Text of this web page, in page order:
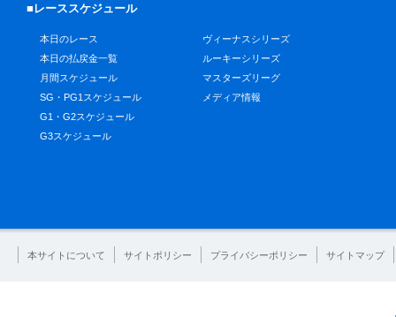
■レーススケジュール
本日のレース
本日の払戻金一覧
月間スケジュール
SG・PG1スケジュール
G1・G2スケジュール
G3スケジュール
ヴィーナスシリーズ
ルーキーシリーズ
マスターズリーグ
メディア情報
本サイトについて サイトポリシー プライバシーポリシー サイトマップ